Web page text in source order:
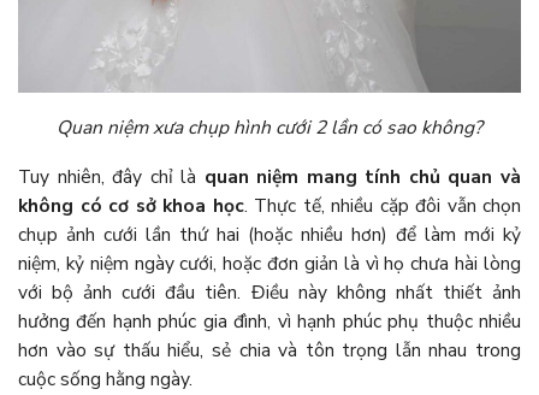
Quan niệm xưa chụp hình cưới 2 lần có sao không?
Tuy nhiên, đây chỉ là quan niệm mang tính chủ quan và
không có cơ sở khoa học. Thực tế, nhiều cặp đôi vẫn chọn
chụp ảnh cưới lần thứ hai (hoặc nhiều hơn) để làm mới kỷ
niệm, kỷ niệm ngày cưới, hoặc đơn giản là vì họ chưa hài lòng
với bộ ảnh cưới đầu tiên. Điều này không nhất thiết ảnh
hưởng đến hạnh phúc gia đình, vì hạnh phúc phụ thuộc nhiều
hơn vào sự thấu hiểu, sẻ chia và tôn trọng lẫn nhau trong
cuộc sống hằng ngày.